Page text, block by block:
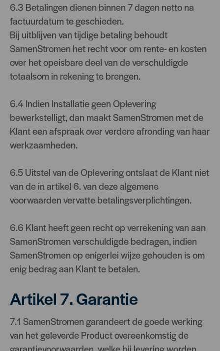
6.3 Betalingen dienen binnen 7 dagen netto na
factuurdatum te geschieden.
Bij uitblijven van tijdige betaling behoudt
SamenStromen het recht voor om rente- en kosten
over het opeisbare deel van de verschuldigde
totaalsom in rekening te brengen.
6.4 Indien Installatie geen Oplevering
bewerkstelligt, dan maakt SamenStromen met de
Klant een afspraak over verdere afronding van haar
werkzaamheden.
6.5 Uitstel van de Oplevering ontslaat de Klant niet
van de in artikel 6. van deze algemene
voorwaarden vervatte betalingsverplichtingen.
6.6 Klant heeft geen recht op verrekening van aan
SamenStromen verschuldigde bedragen, indien
SamenStromen op enigerlei wijze gehouden is om
enig bedrag aan Klant te betalen.
Artikel 7. Garantie
7.1 SamenStromen garandeert de goede werking
van het geleverde Product overeenkomstig de